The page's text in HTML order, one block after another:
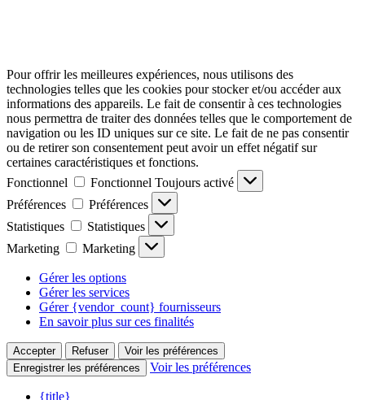
Pour offrir les meilleures expériences, nous utilisons des
technologies telles que les cookies pour stocker et/ou accéder aux
informations des appareils. Le fait de consentir à ces technologies
nous permettra de traiter des données telles que le comportement de
navigation ou les ID uniques sur ce site. Le fait de ne pas consentir
ou de retirer son consentement peut avoir un effet négatif sur
certaines caractéristiques et fonctions.
Fonctionnel
Fonctionnel Toujours activé
Préférences
Préférences
Statistiques
Statistiques
Marketing
Marketing
Gérer les options
Gérer les services
Gérer {vendor_count} fournisseurs
En savoir plus sur ces finalités
Accepter Refuser
Voir les préférences
Enregistrer les préférences
Voir les préférences
{title}